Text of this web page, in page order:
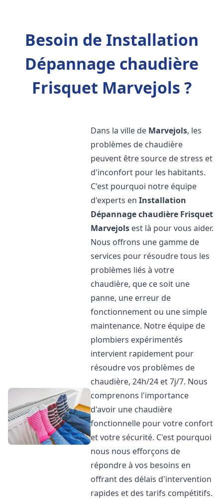
Besoin de Installation
Dépannage chaudière
Frisquet Marvejols ?
Dans la ville de Marvejols, les
problèmes de chaudière
peuvent être source de stress et
d'inconfort pour les habitants.
C'est pourquoi notre équipe
d'experts enInstallation
Dépannage chaudière Frisquet
Marvejols est là pour vous aider.
Nous offrons une gamme de
services pour résoudre tous les
problèmes liés à votre
chaudière, que ce soit une
panne, une erreur de
fonctionnement ou une simple
maintenance. Notre équipe de
plombiers expérimentés
intervient rapidement pour
résoudre vos problèmes de
chaudière, 24h/24 et 7j/7. Nous
comprenons l'importance
d'avoir une chaudière
fonctionnelle pour votre confort
et votre sécurité. C'est pourquoi
nous nous efforçons de
répondre à vos besoins en
offrant des délais d'intervention
rapides et des tarifs compétitifs.